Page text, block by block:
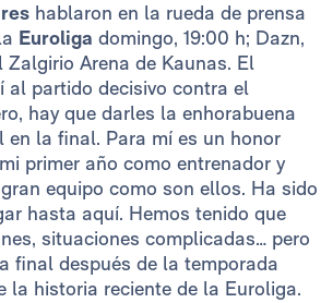
hablaron en la rueda de prensa
Euroliga domingo, 19:00 h; Dazn,
Arena de Kaunas. El
al partido decisivo contra el
hay que darles la enhorabuena
en la final. Para mí es un honor
primer año como entrenador y
equipo como son ellos. Ha sido
hasta aquí. Hemos tenido que
situaciones complicadas… pero
final después de la temporada
la historia reciente de la Euroliga.